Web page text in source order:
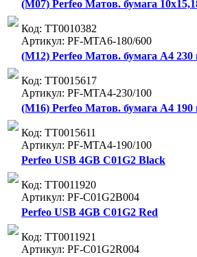
(M07) Perfeo Матов. бумага
Код: ТТ0010382
Артикул: PF-MTA6-180/600
(M12) Perfeo Матов. бумага А4 230
Код: ТТ0015617
Артикул: PF-MTA4-230/100
(M16) Perfeo Матов. бумага A4
Код: ТТ0015611
Артикул: PF-MTA4-190/100
Perfeo USB 4GB C01G2 Black
Код: ТТ0011920
Артикул: PF-C01G2B004
Perfeo USB 4GB C01G2 Red
Код: ТТ0011921
Артикул: PF-C01G2R004